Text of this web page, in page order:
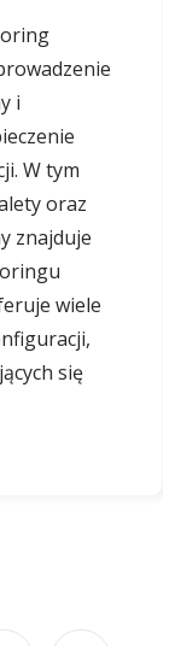
i
W tym
oraz
znajduje
wiele
się